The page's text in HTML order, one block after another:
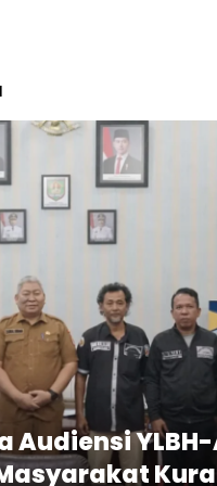
Audiensi